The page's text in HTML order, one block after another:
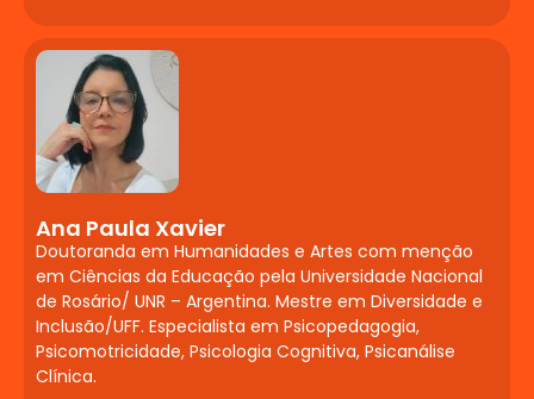
Psicomotricidade e estimulação precoce.
Desenvolvimento psicomotor e suas
implicações na alfabetização e na
inclusão.
Deficiência Múltipla,
Visual, Auditiva,
Intelectual, Física e
Sensorial: Abordagens
Pedagógicas
Compreensão das deficiências e suas
Ana Paula Xavier
Doutoranda em Humanidades e Artes com menção
em Ciências da Educação pela Universidade Nacional
de Rosário/ UNR – Argentina. Mestre em Diversidade e
Inclusão/UFF. Especialista em Psicopedagogia,
Psicomotricidade, Psicologia Cognitiva, Psicanálise
Clínica.